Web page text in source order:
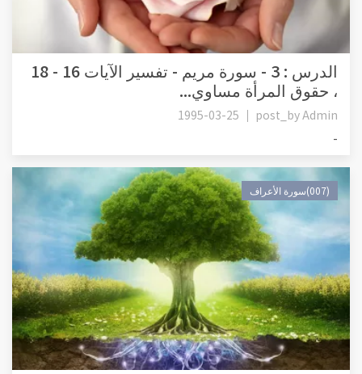
، حقوق المرأة مساوي...
post_byAdmin
1995-03-25
-
(007)سورة الأعراف